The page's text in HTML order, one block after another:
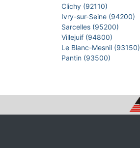
Clichy (92110)
Ivry-sur-Seine (94200)
Sarcelles (95200)
Villejuif (94800)
Le Blanc-Mesnil (93150)
Pantin (93500)